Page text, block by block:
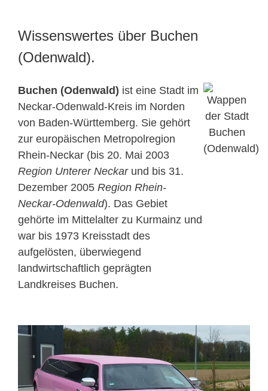
Wissenswertes über Buchen
(Odenwald).
Buchen (Odenwald) ist eine Stadt im
Neckar-Odenwald-Kreis im Norden
von Baden-Württemberg. Sie gehört
zur europäischen Metropolregion
Rhein-Neckar (bis 20. Mai 2003
Region Unterer Neckarund bis 31.
Dezember 2005 Region Rhein-
Neckar-Odenwald). Das Gebiet
gehörte im Mittelalter zu Kurmainz und
war bis 1973 Kreisstadt des
aufgelösten, überwiegend
landwirtschaftlich geprägten
Landkreises Buchen.